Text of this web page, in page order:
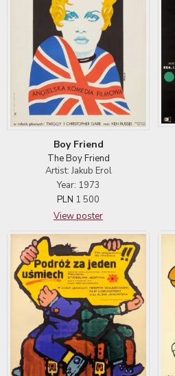
Boy Friend
The Boy Friend
Artist: Jakub Erol
Year: 1973
PLN 1 500
View poster